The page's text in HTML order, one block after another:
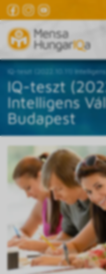
IQ-teszt (2022.10.11)
IQ-teszt
Intelligens
Budapest